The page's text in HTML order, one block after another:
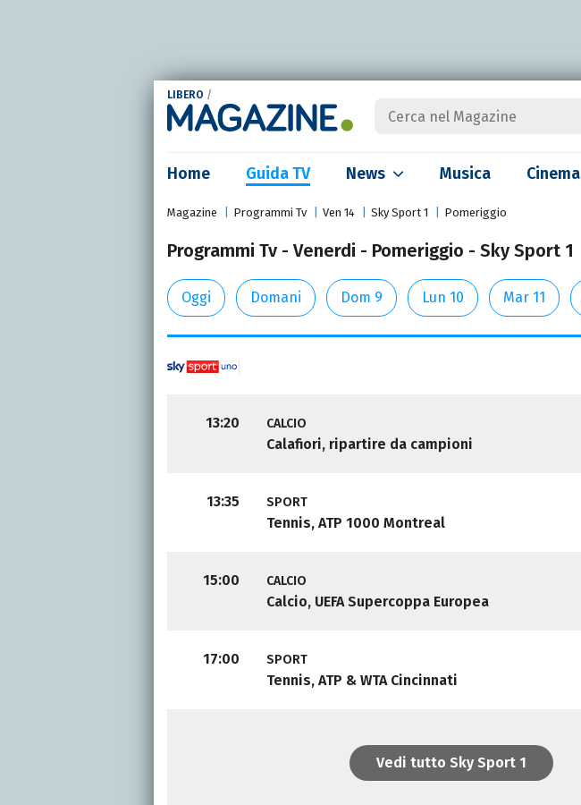
LIBERO /
Home Guida TV News Musica Cinema
Magazine Programmi Tv Ven 14 Sky Sport 1 Pomeriggio
Programmi Tv - Venerdi - Pomeriggio - Sky Sport 1
Oggi Domani Dom 9 Lun 10 Mar 11
13:20 CALCIO
Calafiori, ripartire da campioni
13:35 SPORT
Tennis, ATP 1000 Montreal
15:00 CALCIO
Calcio, UEFA Supercoppa Europea
17:00 SPORT
Tennis, ATP & WTA Cincinnati
Vedi tutto Sky Sport 1